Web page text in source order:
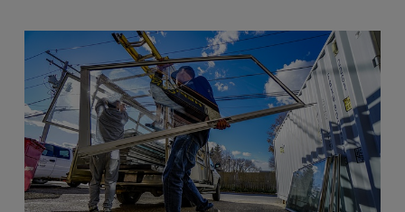
VIEW POST